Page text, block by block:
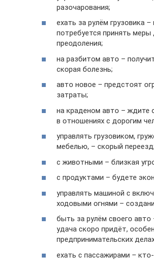
разочарования;
ехать за рулём грузовика
потребуется принять меры
преодоления;
на разбитом авто –
скорая болезнь;
авто новое – предстоят
затраты;
на краденом авто – ждите
в отношениях с дорогим
управлять грузовиком,
мебелью, – скорый переезд;
с животными – близкая
с продуктами – будете
управлять машиной с
ходовыми огнями –
быть за рулём своего авто
удача скоро придёт,
предпринимательских
ехать с пассажирами –